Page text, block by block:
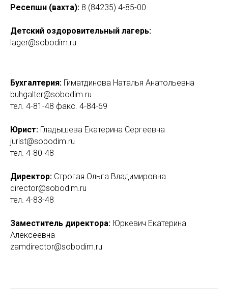
Ресепшн (вахта): 8 (84235) 4-85-00
Детский оздоровительный лагерь:
lager@sobodim.ru
Бухгалтерия: Гиматдинова Наталья Анатольевна
buhgalter@sobodim.ru
тел. 4-81-48 факс. 4-84-69
Юрист: Гладышева Екатерина Сергеевна
jurist@sobodim.ru
тел. 4-80-48
Директор: Строгая Ольга Владимировна
direсtor@sobodim.ru
тел. 4-83-48
Заместитель директора: Юркевич Екатерина
Алексеевна
zamdirector@sobodim.ru